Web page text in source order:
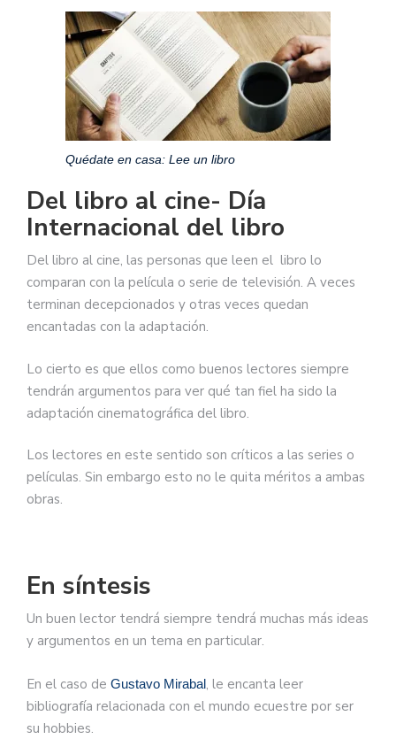
Quédate en casa: Lee un libro
Del libro al cine- Día
Internacional del libro
Del libro al cine, las personas que leen el libro lo
comparan con la película o serie de televisión. A veces
terminan decepcionados y otras veces quedan
encantadas con la adaptación.
Lo cierto es que ellos como buenos lectores siempre
tendrán argumentos para ver qué tan fiel ha sido la
adaptación cinematográfica del libro.
Los lectores en este sentido son críticos a las series o
películas. Sin embargo esto no le quita méritos a ambas
obras.
En síntesis
Un buen lector tendrá siempre tendrá muchas más ideas
y argumentos en un tema en particular.
En el caso de Gustavo Mirabal, le encanta leer
bibliografía relacionada con el mundo ecuestre por ser
su hobbies.